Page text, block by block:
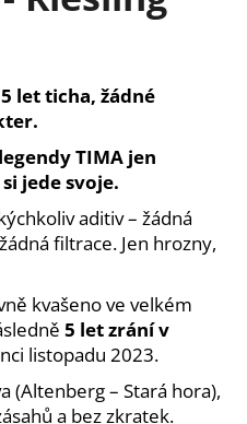
let ticha, žádné
TIMA jen
jede svoje.
aditiv – žádná
filtrace. Jen hrozny,
kvašeno ve velkém
5 let zrání v
listopadu 2023.
(Altenberg – Stará hora),
a bez zkratek.